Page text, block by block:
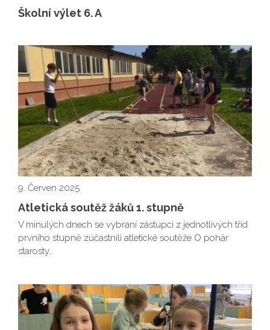
Školní výlet 6. A
9. Červen 2025
Atletická soutěž žáků 1. stupně
V minulých dnech se vybraní zástupci z jednotlivých tříd
prvního stupně zúčastnili atletické soutěže O pohár
starosty…